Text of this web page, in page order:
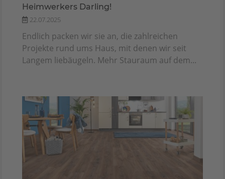
Heimwerkers Darling!
22.07.2025
Endlich packen wir sie an, die zahlreichen
Projekte rund ums Haus, mit denen wir seit
Langem liebäugeln. Mehr Stauraum auf dem...